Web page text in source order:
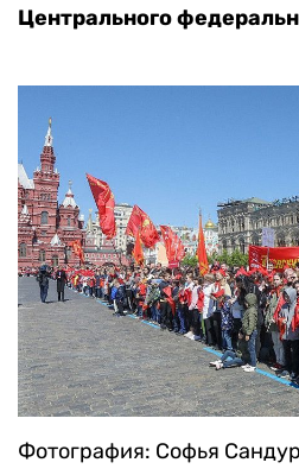
Центрального
Фотография: Софья